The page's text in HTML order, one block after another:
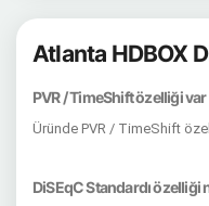
Atlanta HDBOX
PVR / TimeShift özelliği var
Üründe PVR / TimeShift
DiSEqC Standardı özelliği